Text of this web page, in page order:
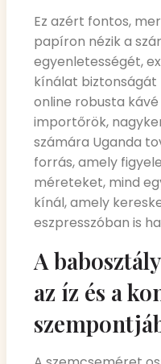
Ez azért fontos,
papíron nézik a
egyenletességét,
kínálat biztonságát
online robusta
importőrök,
számára Uganda
forrás, amely
méreteket, mind
kínál, amely
eszpresszóban is
A
az íz és a